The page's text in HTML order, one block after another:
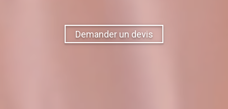
Demander un devis